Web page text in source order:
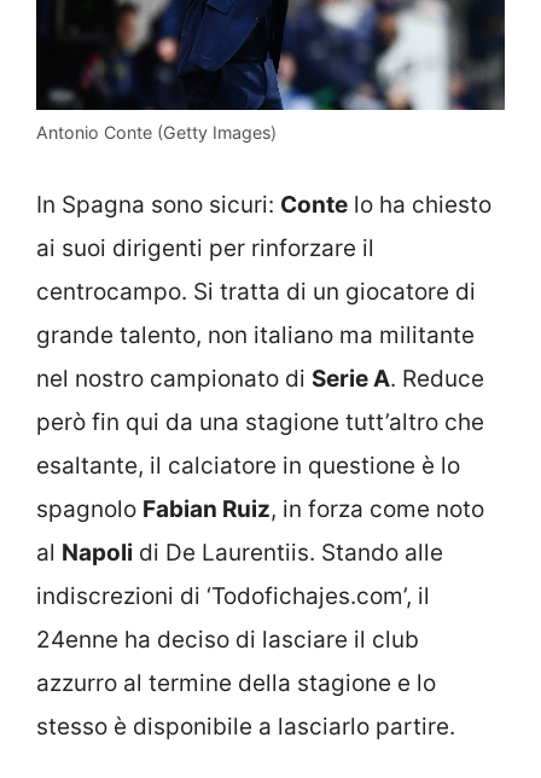
Antonio Conte (Getty Images)
In Spagna sono sicuri: Conte lo ha chiesto
ai suoi dirigenti per rinforzare il
centrocampo. Si tratta di un giocatore di
grande talento, non italiano ma militante
nel nostro campionato di Serie A. Reduce
però fin qui da una stagione tutt’altro che
esaltante, il calciatore in questione è lo
spagnolo Fabian Ruiz, in forza come noto
al Napoli di De Laurentiis. Stando alle
indiscrezioni di ‘Todofichajes.com’, il
24enne ha deciso di lasciare il club
azzurro al termine della stagione e lo
stesso è disponibile a lasciarlo partire.